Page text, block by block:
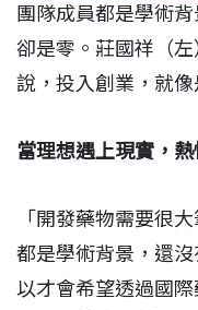
團隊成員都是學術
卻是零。莊國祥（
說，投入創業，就
當理想遇上現實，
「開發藥物需要很
都是學術背景，還
以才會希望透過國